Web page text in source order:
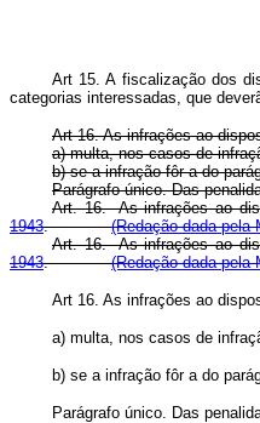
Art 15. A fiscalização dos
categorias interessadas, que
Art 16. As infrações ao
a) multa, nos casos de
b) se a infração fôr a do
Parágrafo único. Das
Art. 16. As infrações ao
1943.(Redação dada pela
Art. 16. As infrações ao
1943.(Redação dada pela
Art 16. As infrações ao
a) multa, nos casos de
b) se a infração fôr a do
Parágrafo único. Das